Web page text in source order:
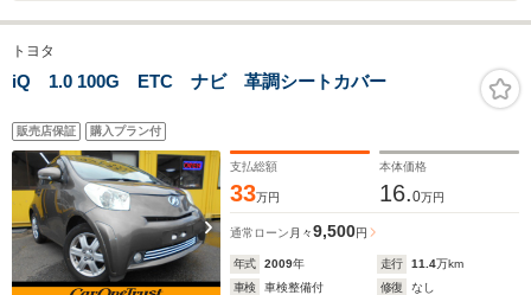
トヨタ
iQ 1.0 100G ETC ナビ 革調シートカバー
販売店保証 購入プラン付
支払総額
33万円
本体価格
16.0万円
通常ローン 月々9,500円
年式 2009年 走行 11.4万km
車検
車検整備付 修復
なし